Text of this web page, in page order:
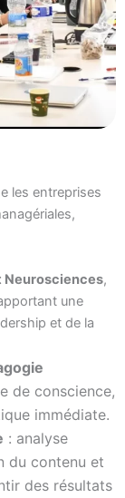
les entreprises
Neurosciences,
une
et de la
de conscience,
immédiate.
: analyse
du contenu et
des résultats